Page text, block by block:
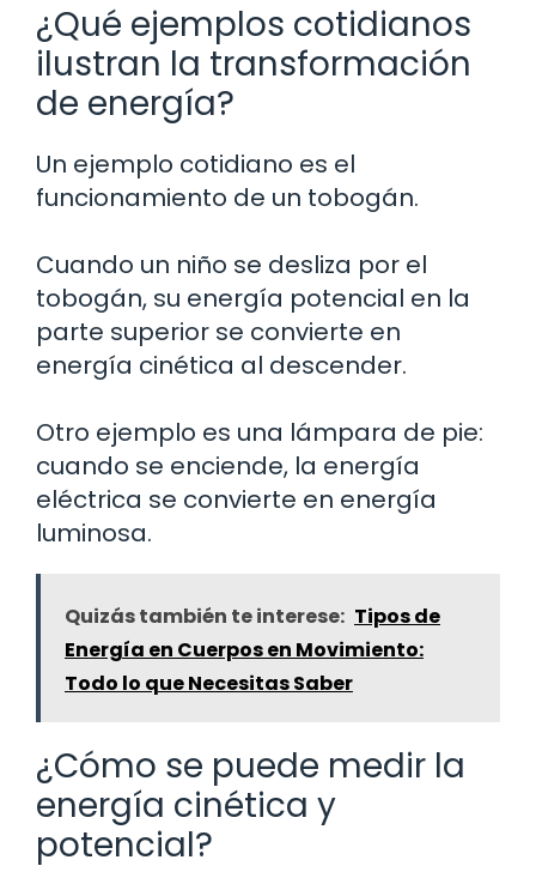
¿Qué ejemplos cotidianos
ilustran la transformación
de energía?
Un ejemplo cotidiano es el
funcionamiento de un tobogán.
Cuando un niño se desliza por el
tobogán, su energía potencial en la
parte superior se convierte en
energía cinética al descender.
Otro ejemplo es una lámpara de pie:
cuando se enciende, la energía
eléctrica se convierte en energía
luminosa.
Quizás también te interese: Tipos de
Energía en Cuerpos en Movimiento:
Todo lo que Necesitas Saber
¿Cómo se puede medir la
energía cinética y
potencial?